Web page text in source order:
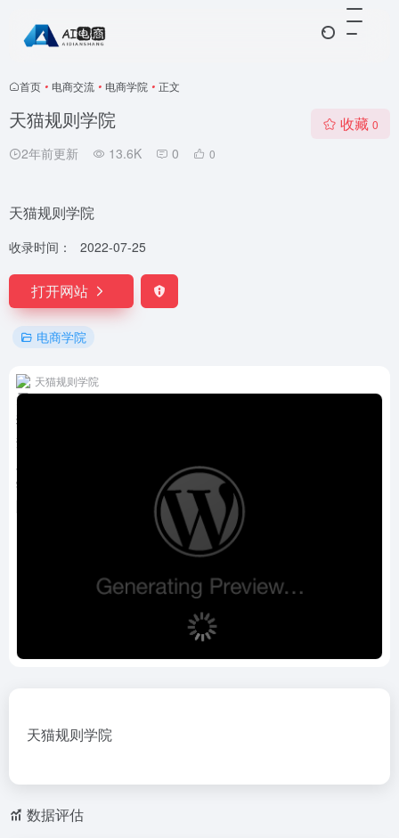
首页 • 电商交流 • 电商学院 • 正文
天猫规则学院
2年前更新 13.6K 0 0
收藏 0
天猫规则学院
收录时间： 2022-07-25
打开网站
电商学院
天猫规则学院
天猫规则学院
数据评估